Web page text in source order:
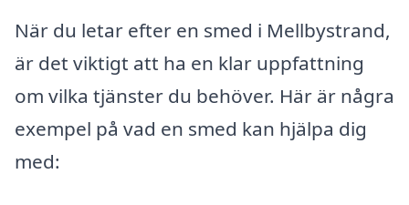
När du letar efter en smed i Mellbystrand,
är det viktigt att ha en klar uppfattning
om vilka tjänster du behöver. Här är några
exempel på vad en smed kan hjälpa dig
med: